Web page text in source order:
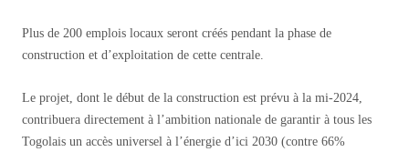
Plus de 200 emplois locaux seront créés pendant la phase de
construction et d’exploitation de cette centrale.
Le projet, dont le début de la construction est prévu à la mi-2024,
contribuera directement à l’ambition nationale de garantir à tous les
Togolais un accès universel à l’énergie d’ici 2030 (contre 66%